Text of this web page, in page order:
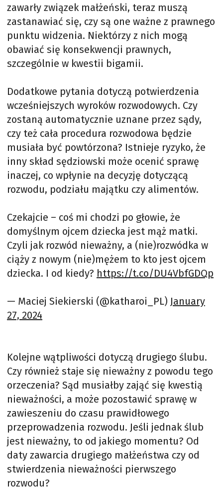
zawarły związek małżeński, teraz muszą
zastanawiać się, czy są one ważne z prawnego
punktu widzenia. Niektórzy z nich mogą
obawiać się konsekwencji prawnych,
szczególnie w kwestii bigamii.
Dodatkowe pytania dotyczą potwierdzenia
wcześniejszych wyroków rozwodowych. Czy
zostaną automatycznie uznane przez sądy,
czy też cała procedura rozwodowa będzie
musiała być powtórzona? Istnieje ryzyko, że
inny skład sędziowski może ocenić sprawę
inaczej, co wpłynie na decyzję dotyczącą
rozwodu, podziału majątku czy alimentów.
Czekajcie – coś mi chodzi po głowie, że
domyślnym ojcem dziecka jest mąż matki.
Czyli jak rozwód nieważny, a (nie)rozwódka w
ciąży z nowym (nie)mężem to kto jest ojcem
dziecka. I od kiedy? https://t.co/DU4VbfGDQp
— Maciej Siekierski (@katharoi_PL) January
27, 2024
Kolejne wątpliwości dotyczą drugiego ślubu.
Czy również staje się nieważny z powodu tego
orzeczenia? Sąd musiałby zająć się kwestią
nieważności, a może pozostawić sprawę w
zawieszeniu do czasu prawidłowego
przeprowadzenia rozwodu. Jeśli jednak ślub
jest nieważny, to od jakiego momentu? Od
daty zawarcia drugiego małżeństwa czy od
stwierdzenia nieważności pierwszego
rozwodu?